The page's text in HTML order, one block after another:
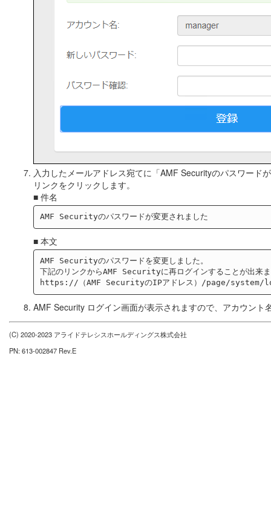
入力したメールアドレス宛てに「AMF Securityのパスワード
リンクをクリックします。
■ 件名
■ 本文
AMF Securityのパスワードを変更しました。
下記のリンクからAMF Securityに再ログインすることが出来
AMF Security ログイン画面が表示されますので、アカウン
(C) 2020-2023 アライドテレシスホールディングス株式会社
PN: 613-002847 Rev.E